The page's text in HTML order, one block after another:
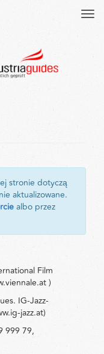
stronie dotyczą
aktualizowane.
albo przez
Film
)
IG-Jazz-
jazz.at)
999 79,